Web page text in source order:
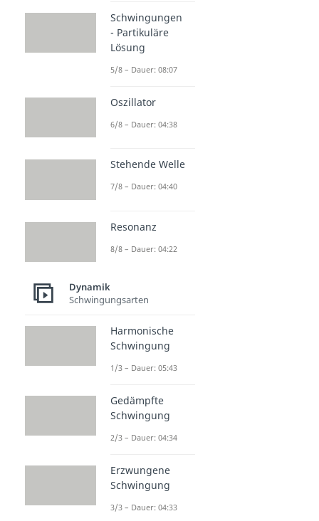
Schwingungen
- Partikuläre
Lösung
5/8 – Dauer: 08:07
Oszillator
6/8 – Dauer: 04:38
Stehende Welle
7/8 – Dauer: 04:40
Resonanz
8/8 – Dauer: 04:22
Dynamik
Schwingungsarten
Harmonische
Schwingung
1/3 – Dauer: 05:43
Gedämpfte
Schwingung
2/3 – Dauer: 04:34
Erzwungene
Schwingung
3/3 – Dauer: 04:33